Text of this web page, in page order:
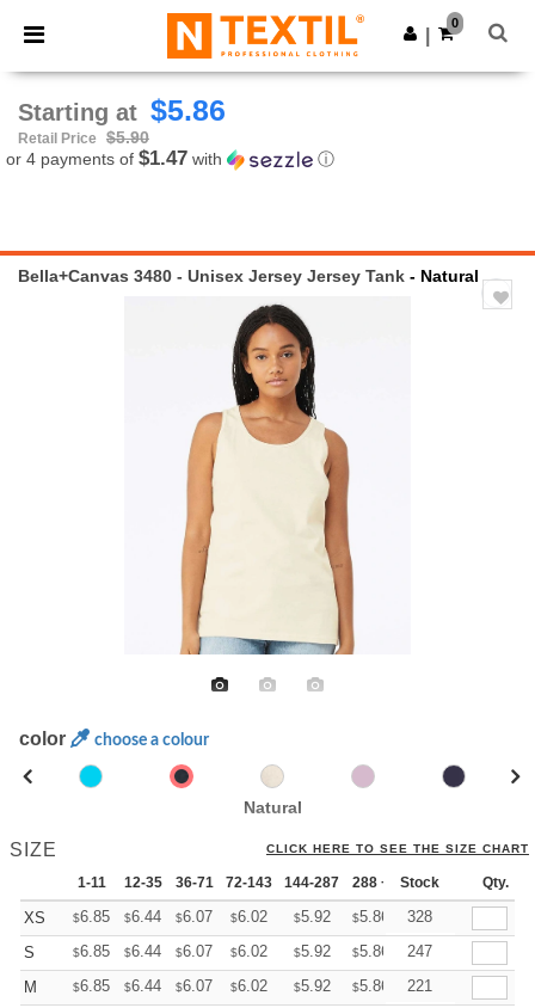
× Ntextil App
Better prices on app!
Get the app
0
Starting at $5.86
Retail Price
$5.90
or 4 payments of $1.47 with ⓘ
Bella+Canvas 3480 - Unisex Jersey Jersey Tank - Natural
color choose a colour
Natural
SIZE CLICK HERE TO SEE THE SIZE CHART
1-11 12-35 36-71 72-143 144-287 288 + More
Stock Qty.
XS $6.85 $6.44 $6.07 $6.02 $5.92 $5.86 +
328
S
$6.85 $6.44 $6.07 $6.02 $5.92 $5.86 +
247
M
$6.85 $6.44 $6.07 $6.02 $5.92 $5.86 +
221